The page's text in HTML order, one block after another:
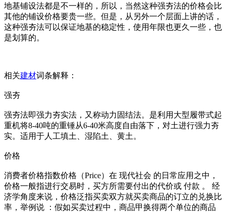
地基铺设法都是不一样的，所以，当然这种强夯法的价格会比
其他的铺设价格要贵一些。但是，从另外一个层面上讲的话，
这种强夯法可以保证地基的稳定性，使用年限也更久一些，也
是划算的。
相关建材词条解释：
强夯
强夯法即强力夯实法，又称动力固结法。是利用大型履带式起
重机将8-40吨的重锤从6-40米高度自由落下，对土进行强力夯
实。适用于人工填土、湿陷土、黄土。
价格
消费者价格指数价格（Price）在 现代社会 的日常应用之中，
价格一般指进行交易时，买方所需要付出的代价或 付款 。 经
济学角度来说，价格泛指买卖双方就买卖商品的订立的兑换比
率，举例说 ：假如买卖过程中，商品甲换得两个单位的商品